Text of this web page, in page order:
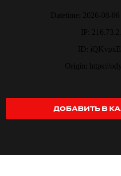
ДОБАВИТЬ В